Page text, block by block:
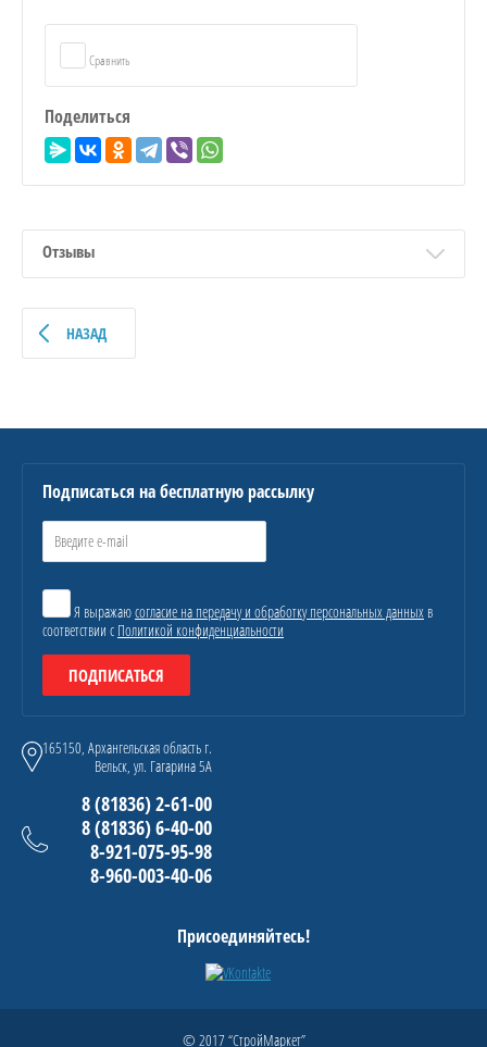
Сравнить
Поделиться
Отзывы
НАЗАД
Подписаться на бесплатную рассылку
Я выражаюсогласие на передачу и обработку персональных данных в
соответствии с Политикой конфиденциальности
ПОДПИСАТЬСЯ
165150, Архангельская область г.
Вельск, ул. Гагарина 5А
8 (81836) 2-61-00
8 (81836) 6-40-00
8-921-075-95-98
8-960-003-40-06
Присоединяйтесь!
© 2017 “СтройМаркет”